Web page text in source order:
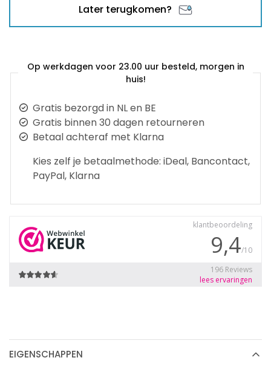
Later terugkomen?
Op werkdagen voor 23.00 uur besteld, morgen in
huis!
Gratis bezorgd in NL en BE
Gratis binnen 30 dagen retourneren
Betaal achteraf met Klarna
Kies zelf je betaalmethode: iDeal, Bancontact,
PayPal, Klarna
EIGENSCHAPPEN